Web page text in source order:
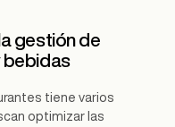
gestión de
bebidas
tiene varios
optimizar las